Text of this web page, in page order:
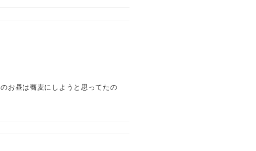
お昼は蕎麦にしようと思ってたの